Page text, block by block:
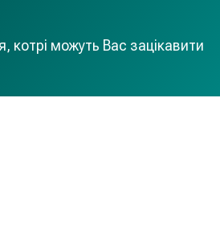
котрі можуть Вас зацікавити